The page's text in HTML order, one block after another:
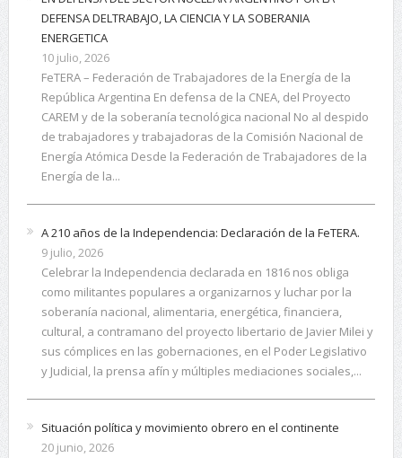
DEFENSA DELTRABAJO, LA CIENCIA Y LA SOBERANIA
ENERGETICA
10 julio, 2026
FeTERA – Federación de Trabajadores de la Energía de la
República Argentina En defensa de la CNEA, del Proyecto
CAREM y de la soberanía tecnológica nacional No al despido
de trabajadores y trabajadoras de la Comisión Nacional de
Energía Atómica Desde la Federación de Trabajadores de la
Energía de la...
A 210 años de la Independencia: Declaración de la FeTERA.
9 julio, 2026
Celebrar la Independencia declarada en 1816 nos obliga
como militantes populares a organizarnos y luchar por la
soberanía nacional, alimentaria, energética, financiera,
cultural, a contramano del proyecto libertario de Javier Milei y
sus cómplices en las gobernaciones, en el Poder Legislativo
y Judicial, la prensa afín y múltiples mediaciones sociales,...
Situación política y movimiento obrero en el continente
20 junio, 2026